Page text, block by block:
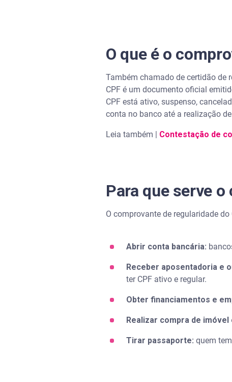
O que significa regularidade
Como ver se meu CPF tem
Como tirar a regularização do
O que é o
Também chamado de certidão de
CPF é um documento oficial
CPF está ativo, suspenso,
conta no banco até a realização
Leia também | Contestação de
Para que serve
O comprovante de regularidade
Abrir conta bancária:
Receber aposentadoria e
ter CPF ativo e regular.
Obter financiamentos e
Realizar compra de imóvel
Tirar passaporte: quem